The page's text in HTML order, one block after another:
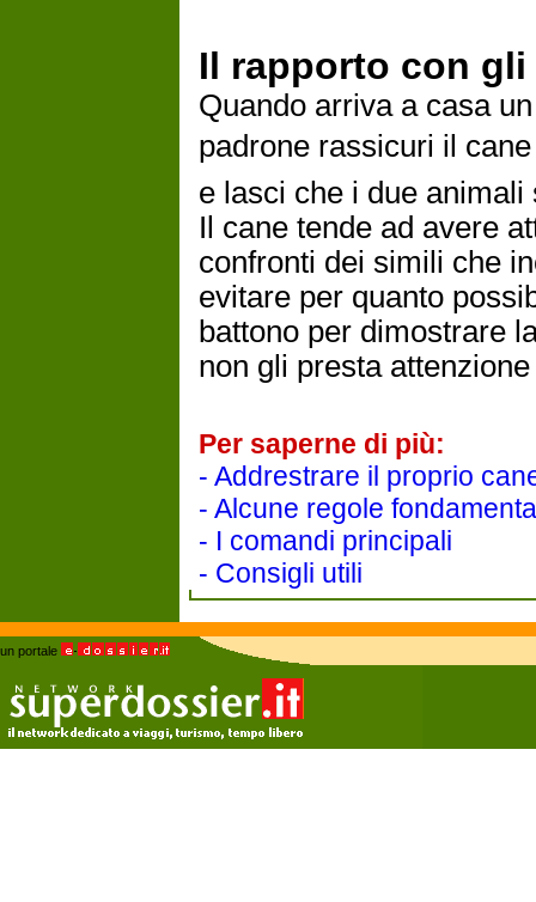
Il rapporto con
Quando arriva a casa
padrone rassicuri il
e lasci che i due
Il cane tende ad avere
confronti dei simili che
evitare per quanto
battono per dimostrare
non gli presta
Per saperne di più:
- Addrestrare il proprio
- Alcune regole
- I comandi principali
- Consigli utili
un portale